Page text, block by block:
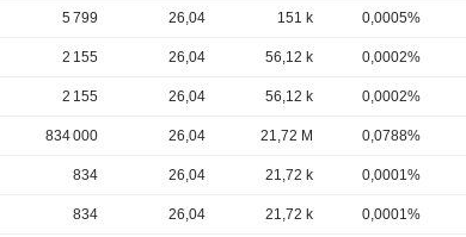
5 799 26,04 151 k 0,0005%
2 155 26,04 56,12 k 0,0002%
2 155 26,04 56,12 k 0,0002%
834 000 26,04 21,72 M 0,0788%
834 26,04 21,72 k 0,0001%
834 26,04 21,72 k 0,0001%